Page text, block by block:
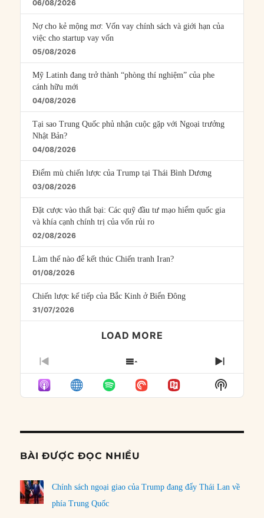
06/08/2026
Nợ cho kẻ mộng mơ: Vốn vay chính sách và giới hạn của
việc cho startup vay vốn
05/08/2026
Mỹ Latinh đang trở thành “phòng thí nghiệm” của phe
cánh hữu mới
04/08/2026
Tại sao Trung Quốc phủ nhận cuộc gặp với Ngoại trưởng
Nhật Bản?
04/08/2026
Điểm mù chiến lược của Trump tại Thái Bình Dương
03/08/2026
Đặt cược vào thất bại: Các quỹ đầu tư mạo hiểm quốc gia
và khía cạnh chính trị của vốn rủi ro
02/08/2026
Làm thế nào để kết thúc Chiến tranh Iran?
01/08/2026
Chiến lược kế tiếp của Bắc Kinh ở Biển Đông
31/07/2026
LOAD MORE
PREVIOUS
EPISODE
SHOW
EPISODES
LIST
NEXT
Show
Podcast
BÀI ĐƯỢC ĐỌC NHIỀU
Chính sách ngoại giao của Trump đang đẩy Thái Lan về
phía Trung Quốc